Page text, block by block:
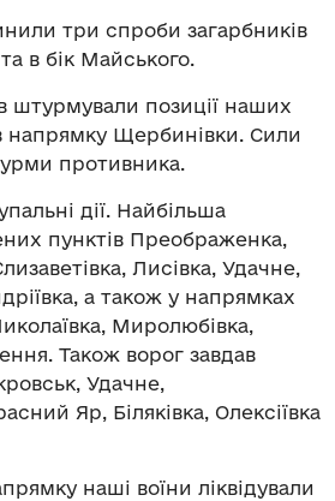
три спроби загарбників
в бік Майського.
штурмували позиції наших
напрямку Щербинівки. Сили
противника.
дії. Найбільша
пунктів Преображенка,
Лисівка, Удачне,
а також у напрямках
Миролюбівка,
Також ворог завдав
Удачне,
Яр, Біляківка, Олексіївка
наші воїни ліквідували